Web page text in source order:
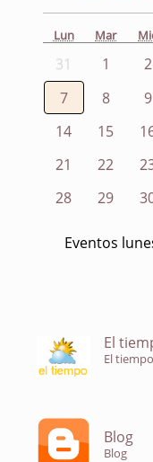
Lun Mar
31 1 2
7
8 9
14
15
21
22
28
29
Eventos
El
El tiempo
Blog
Blog